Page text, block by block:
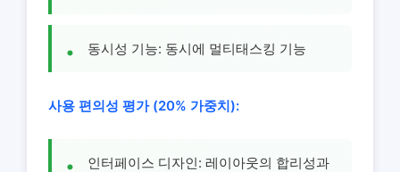
동시성 기능: 동시에 멀티태스킹 기능
사용 편의성 평가 (20% 가중치):
인터페이스 디자인: 레이아웃의 합리성과